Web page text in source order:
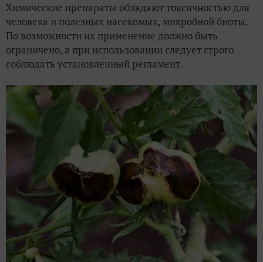
Химические препараты обладают токсичностью для
человека и полезных насекомых, микробной биоты.
По возможности их применение должно быть
ограничено, а при использовании следует строго
соблюдать установленный регламент.